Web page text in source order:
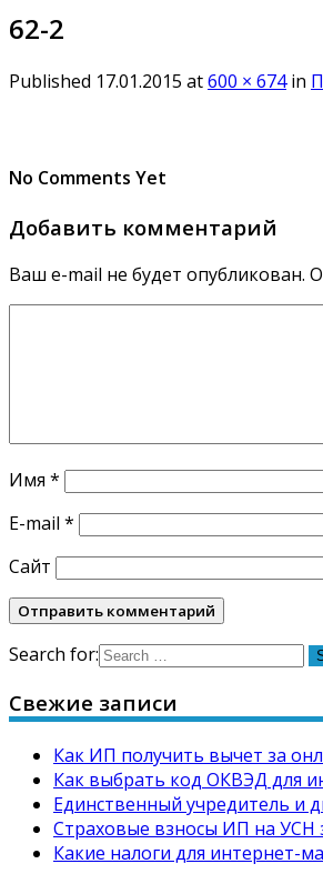
62-2
Published 17.01.2015 at600 × 674in
No Comments Yet
Добавить комментарий
Ваш e-mail не будет опубликован.
Имя *
E-mail *
Сайт
Search for:
Свежие записи
Как ИП получить вычет за
Как выбрать код ОКВЭД для
Единственный учредитель и
Страховые взносы ИП на УСН
Какие налоги для интернет-